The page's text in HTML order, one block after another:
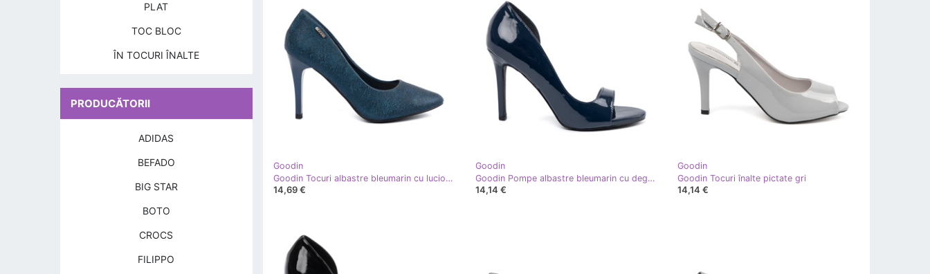
Goodin
Goodin Tocuri albastre bleumarin cu lucios albastru
14,69 €
Goodin
Goodin Pompe albastre bleumarin cu degete goale
14,14 €
Goodin
Goodin Tocuri înalte pictate gri
14,14 €
PLAT
TOC BLOC
ÎN TOCURI ÎNALTE
PRODUCĂTORII
ADIDAS
BEFADO
BIG STAR
BOTO
CROCS
FILIPPO